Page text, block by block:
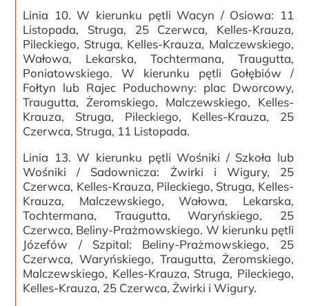
Linia 10. W kierunku pętli Wacyn / Osiowa: 11
Listopada, Struga, 25 Czerwca, Kelles-Krauza,
Pileckiego, Struga, Kelles-Krauza, Malczewskiego,
Wałowa, Lekarska, Tochtermana, Traugutta,
Poniatowskiego. W kierunku pętli Gołębiów /
Fołtyn lub Rajec Poduchowny: plac Dworcowy,
Traugutta, Żeromskiego, Malczewskiego, Kelles-
Krauza, Struga, Pileckiego, Kelles-Krauza, 25
Czerwca, Struga, 11 Listopada.
Linia 13. W kierunku pętli Wośniki / Szkoła lub
Wośniki / Sadownicza: Żwirki i Wigury, 25
Czerwca, Kelles-Krauza, Pileckiego, Struga, Kelles-
Krauza, Malczewskiego, Wałowa, Lekarska,
Tochtermana, Traugutta, Waryńskiego, 25
Czerwca, Beliny-Prażmowskiego. W kierunku pętli
Józefów / Szpital: Beliny-Prażmowskiego, 25
Czerwca, Waryńskiego, Traugutta, Żeromskiego,
Malczewskiego, Kelles-Krauza, Struga, Pileckiego,
Kelles-Krauza, 25 Czerwca, Żwirki i Wigury.